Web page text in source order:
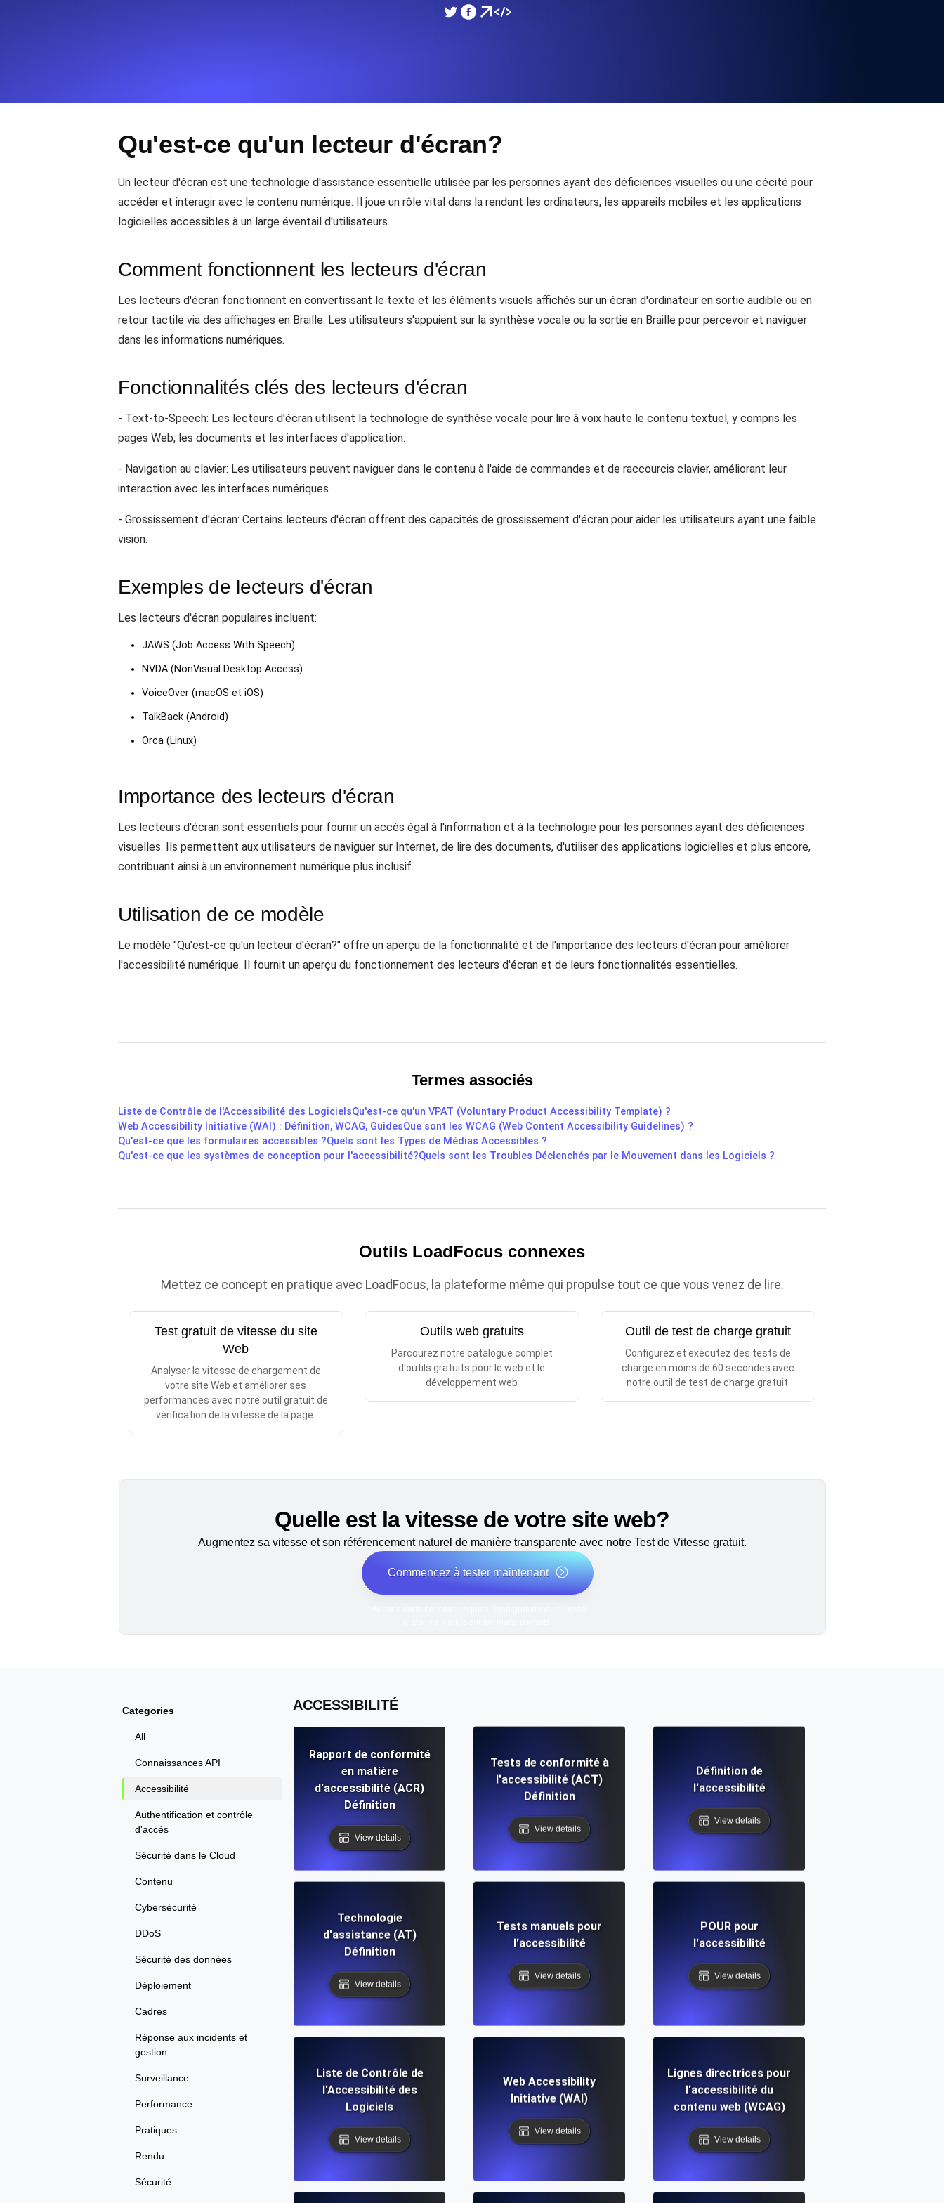
commencer.
Cron Job Monitoring
Heartbeat monitoring pour cron jobs et tâches planifiées. Gratuit pour
TCP Monitoring
Qu'est-ce qu'un lecteur d'écran?
Un lecteur d'écran est une technologie d'assistance essentielle utilisée par les personnes ayant des déficiences visuelles ou une cécité pour
accéder et interagir avec le contenu numérique. Il joue un rôle vital dans la rendant les ordinateurs, les appareils mobiles et les applications
logicielles accessibles à un large éventail d'utilisateurs.
Comment fonctionnent les lecteurs d'écran
Les lecteurs d'écran fonctionnent en convertissant le texte et les éléments visuels affichés sur un écran d'ordinateur en sortie audible ou en
retour tactile via des affichages en Braille. Les utilisateurs s'appuient sur la synthèse vocale ou la sortie en Braille pour percevoir et naviguer
dans les informations numériques.
Fonctionnalités clés des lecteurs d'écran
- Text-to-Speech: Les lecteurs d'écran utilisent la technologie de synthèse vocale pour lire à voix haute le contenu textuel, y compris les
pages Web, les documents et les interfaces d'application.
- Navigation au clavier: Les utilisateurs peuvent naviguer dans le contenu à l'aide de commandes et de raccourcis clavier, améliorant leur
interaction avec les interfaces numériques.
- Grossissement d'écran: Certains lecteurs d'écran offrent des capacités de grossissement d'écran pour aider les utilisateurs ayant une faible
vision.
Exemples de lecteurs d'écran
Les lecteurs d'écran populaires incluent:
JAWS (Job Access With Speech)
NVDA (NonVisual Desktop Access)
VoiceOver (macOS et iOS)
TalkBack (Android)
Orca (Linux)
Importance des lecteurs d'écran
Les lecteurs d'écran sont essentiels pour fournir un accès égal à l'information et à la technologie pour les personnes ayant des déficiences
visuelles. Ils permettent aux utilisateurs de naviguer sur Internet, de lire des documents, d'utiliser des applications logicielles et plus encore,
contribuant ainsi à un environnement numérique plus inclusif.
Utilisation de ce modèle
Le modèle "Qu'est-ce qu'un lecteur d'écran?" offre un aperçu de la fonctionnalité et de l'importance des lecteurs d'écran pour améliorer
l'accessibilité numérique. Il fournit un aperçu du fonctionnement des lecteurs d'écran et de leurs fonctionnalités essentielles.
Termes associés
Liste de Contrôle de l'Accessibilité des LogicielsQu'est-ce qu'un VPAT (Voluntary Product Accessibility Template) ?
Web Accessibility Initiative (WAI) : Définition, WCAG, GuidesQue sont les WCAG (Web Content Accessibility Guidelines) ?
Qu'est-ce que les formulaires accessibles ?Quels sont les Types de Médias Accessibles ?
Qu'est-ce que les systèmes de conception pour l'accessibilité?Quels sont les Troubles Déclenchés par le Mouvement dans les Logiciels ?
Outils LoadFocus connexes
Mettez ce concept en pratique avec LoadFocus, la plateforme même qui propulse tout ce que vous venez de lire.
Test gratuit de vitesse du site
Web
Analyser la vitesse de chargement de
votre site Web et améliorer ses
performances avec notre outil gratuit de
vérification de la vitesse de la page.
Outils web gratuits
Parcourez notre catalogue complet
d'outils gratuits pour le web et le
développement web
Outil de test de charge gratuit
Configurez et exécutez des tests de
charge en moins de 60 secondes avec
notre outil de test de charge gratuit.
Quelle est la vitesse de votre site web?
Augmentez sa vitesse et son référencement naturel de manière transparente avec notre Test de Vitesse gratuit.
Commencez à tester maintenant
Categories
All
Connaissances API
Accessibilité
Authentification et contrôle
d'accès
Sécurité dans le Cloud
Contenu
Cybersécurité
DDoS
Sécurité des données
Déploiement
Cadres
Réponse aux incidents et
gestion
Surveillance
Performance
Pratiques
Rendu
Sécurité
ACCESSIBILITÉ
Rapport de conformité
en matière
d'accessibilité (ACR)
Définition
View details
Tests de conformité à
l'accessibilité (ACT)
Définition
View details
Définition de
l'accessibilité
View details
Technologie
d'assistance (AT)
Définition
View details
Tests manuels pour
l'accessibilité
View details
POUR pour
l'accessibilité
View details
Liste de Contrôle de
l'Accessibilité des
Logiciels
View details
Web Accessibility
Initiative (WAI)
View details
Lignes directrices pour
l'accessibilité du
contenu web (WCAG)
View details